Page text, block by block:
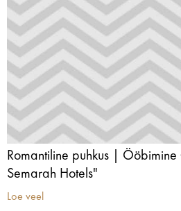
Romantiline puhkus | Ööbimine
Semarah Hotels"
Loe veel